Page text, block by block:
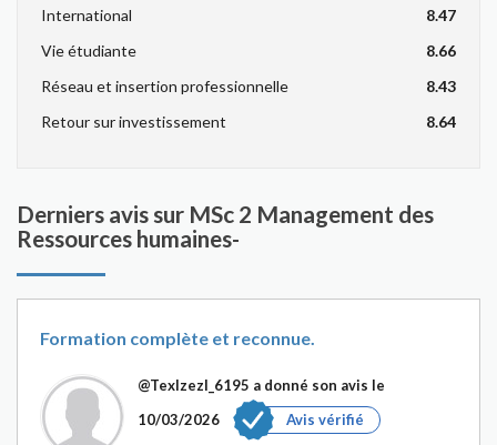
International
8.47
Vie étudiante
8.66
Réseau et insertion professionnelle
8.43
Retour sur investissement
8.64
Derniers avis sur MSc 2 Management des
Ressources humaines-
Formation complète et reconnue.
@Texlzezl_6195 a donné son avis le
10/03/2026
Avis vérifié